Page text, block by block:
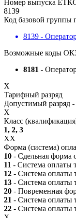
Номер выпуска
8139
Код базовой
8139 -
Возможные коды
8181 -
X
Тарифный разряд
Допустимый разряд -
X
Класс
1, 2, 3
XX
Форма (система)
10 - Сдельная форма
11 - Система оплаты
12 - Система оплаты
13 - Система оплаты
20 - Повременная
21 - Система оплаты
22 - Система оплаты